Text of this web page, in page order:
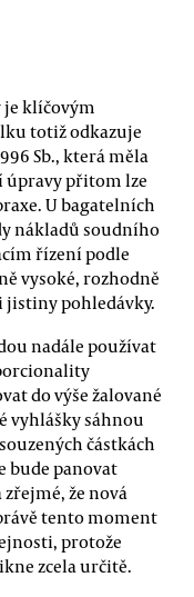
klíčovým
totiž odkazuje
Sb., která měla
úpravy přitom lze
U bagatelních
nákladů soudního
řízení podle
vysoké, rozhodně
jistiny pohledávky.
nadále používat
do výše žalované
vyhlášky sáhnou
částkách
bude panovat
že nová
tento moment
protože
zcela určitě.